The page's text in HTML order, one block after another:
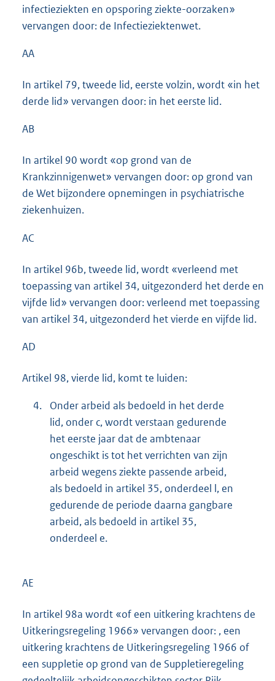
infectieziekten en opsporing ziekte-oorzaken»
vervangen door: de Infectieziektenwet.
AA
In artikel 79, tweede lid, eerste volzin, wordt «in het
derde lid» vervangen door: in het eerste lid.
AB
In artikel 90 wordt «op grond van de
Krankzinnigenwet» vervangen door: op grond van
de Wet bijzondere opnemingen in psychiatrische
ziekenhuizen.
AC
In artikel 96b, tweede lid, wordt «verleend met
toepassing van artikel 34, uitgezonderd het derde en
vijfde lid» vervangen door: verleend met toepassing
van artikel 34, uitgezonderd het vierde en vijfde lid.
AD
Artikel 98, vierde lid, komt te luiden:
4.
Onder arbeid als bedoeld in het derde
lid, onder c, wordt verstaan gedurende
het eerste jaar dat de ambtenaar
ongeschikt is tot het verrichten van zijn
arbeid wegens ziekte passende arbeid,
als bedoeld in artikel 35, onderdeel l, en
gedurende de periode daarna gangbare
arbeid, als bedoeld in artikel 35,
onderdeel e.
AE
In artikel 98a wordt «of een uitkering krachtens de
Uitkeringsregeling 1966» vervangen door: , een
uitkering krachtens de Uitkeringsregeling 1966 of
een suppletie op grond van de Suppletieregeling